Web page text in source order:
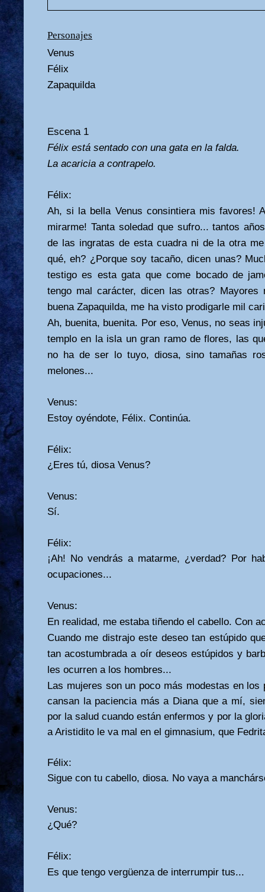
Personajes
Venus
Félix
Zapaquilda
Escena 1
Félix está sentado con una gata en la falda.
La acaricia a contrapelo.
Félix:
Ah, si la bella Venus consintiera mis favores!
mirarme! Tanta soledad que sufro... tantos
de las ingratas de esta cuadra ni de la otra
qué, eh? ¿Porque soy tacaño, dicen unas?
testigo es esta gata que come bocado de
tengo mal carácter, dicen las otras? Mayores
buena Zapaquilda, me ha visto prodigarle mil
Ah, buenita, buenita. Por eso, Venus, no seas
templo en la isla un gran ramo de flores, las
no ha de ser lo tuyo, diosa, sino tamañas
melones...
Venus:
Estoy oyéndote, Félix. Continúa.
Félix:
¿Eres tú, diosa Venus?
Venus:
Sí.
Félix:
¡Ah! No vendrás a matarme, ¿verdad? Por
ocupaciones...
Venus:
En realidad, me estaba tiñendo el cabello. Con
Cuando me distrajo este deseo tan estúpido
tan acostumbrada a oír deseos estúpidos y
les ocurren a los hombres...
Las mujeres son un poco más modestas en
cansan la paciencia más a Diana que a mí,
por la salud cuando están enfermos y por la
a Aristidito le va mal en el gimnasium, que
Félix:
Sigue con tu cabello, diosa. No vaya a
Venus:
¿Qué?
Félix:
Es que tengo vergüenza de interrumpir tus...